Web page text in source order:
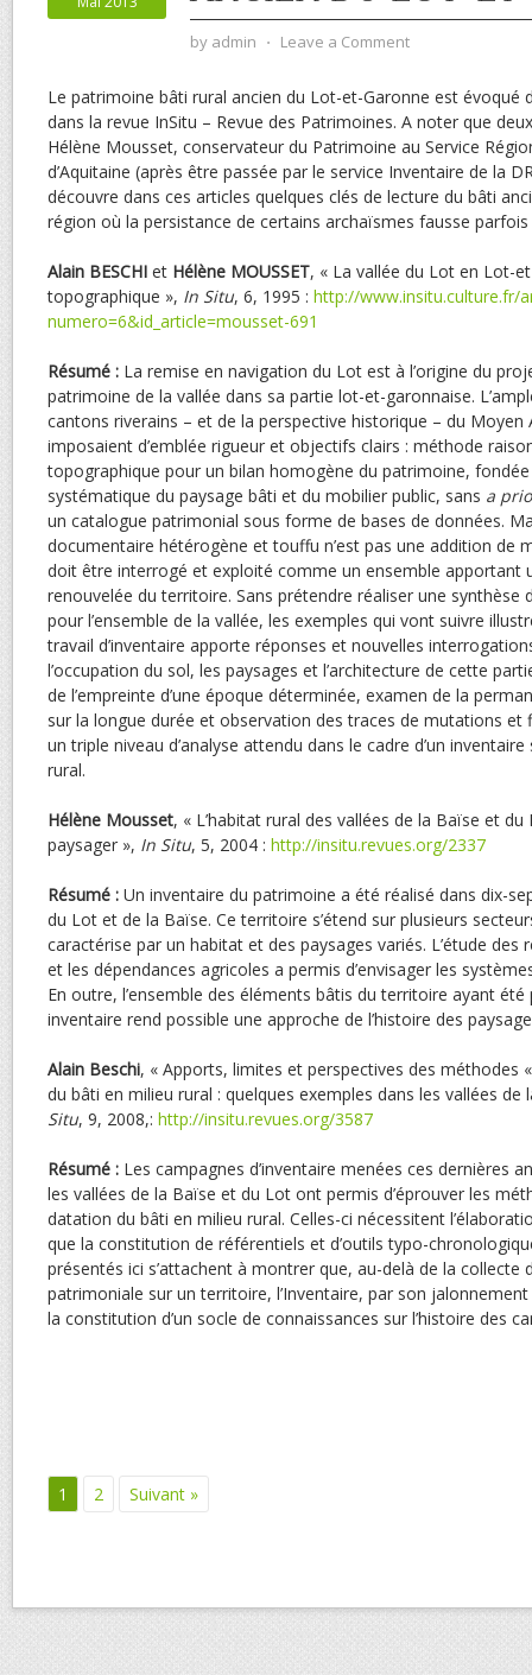
by admin ⋅ Leave a Comment
Le patrimoine bâti rural ancien du Lot-et-Garonne est évoqué
dans la revue InSitu – Revue des Patrimoines. A noter que
Hélène Mousset, conservateur du Patrimoine au Service
d’Aquitaine (après être passée par le service Inventaire de la
découvre dans ces articles quelques clés de lecture du bâti
région où la persistance de certains archaïsmes fausse
Alain BESCHI et Hélène MOUSSET, « La vallée du Lot en Lot-
topographique », In Situ, 6, 1995 : http://www.insitu.culture.fr/
numero=6&id_article=mousset-691
Résumé : La remise en navigation du Lot est à l’origine du
patrimoine de la vallée dans sa partie lot-et-garonnaise.
cantons riverains – et de la perspective historique – du Moyen
imposaient d’emblée rigueur et objectifs clairs : méthode
topographique pour un bilan homogène du patrimoine,
systématique du paysage bâti et du mobilier public, sans a
un catalogue patrimonial sous forme de bases de données.
documentaire hétérogène et touffu n’est pas une addition de
doit être interrogé et exploité comme un ensemble apportant
renouvelée du territoire. Sans prétendre réaliser une synthèse
pour l’ensemble de la vallée, les exemples qui vont suivre
travail d’inventaire apporte réponses et nouvelles
l’occupation du sol, les paysages et l’architecture de cette
de l’empreinte d’une époque déterminée, examen de la
sur la longue durée et observation des traces de mutations et
un triple niveau d’analyse attendu dans le cadre d’un
rural.
Hélène Mousset, « L’habitat rural des vallées de la Baïse et
paysager », In Situ, 5, 2004 : http://insitu.revues.org/2337
Résumé : Un inventaire du patrimoine a été réalisé dans dix-
du Lot et de la Baïse. Ce territoire s’étend sur plusieurs
caractérise par un habitat et des paysages variés. L’étude des
et les dépendances agricoles a permis d’envisager les
En outre, l’ensemble des éléments bâtis du territoire ayant
inventaire rend possible une approche de l’histoire des
Alain Beschi, « Apports, limites et perspectives des méthodes
du bâti en milieu rural : quelques exemples dans les vallées
Situ, 9, 2008,: http://insitu.revues.org/3587
Résumé : Les campagnes d’inventaire menées ces dernières
les vallées de la Baïse et du Lot ont permis d’éprouver les
datation du bâti en milieu rural. Celles-ci nécessitent
que la constitution de référentiels et d’outils typo-
présentés ici s’attachent à montrer que, au-delà de la collecte
patrimoniale sur un territoire, l’Inventaire, par son
la constitution d’un socle de connaissances sur l’histoire des
1 2 Suivant »